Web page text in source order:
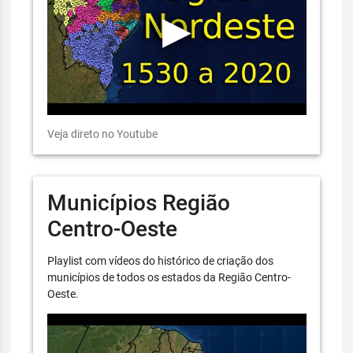
Veja direto no Youtube
Municípios Região
Centro-Oeste
Playlist com vídeos do histórico de criação dos
municípios de todos os estados da Região Centro-
Oeste.